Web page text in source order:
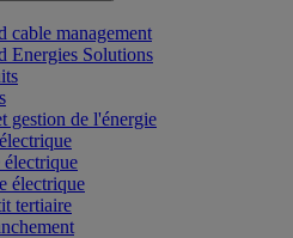
cable management
Energies Solutions
gestion de l'énergie
électrique
tertiaire